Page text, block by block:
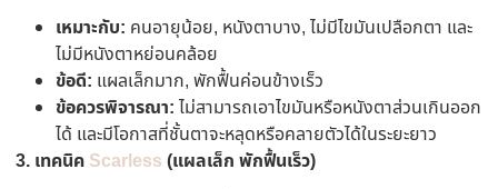
เหมาะกับ: คนอายุน้อย, หนังตาบาง, ไม่มีไขมันเปลือกตา และ
ไม่มีหนังตาหย่อนคล้อย
ข้อดี: แผลเล็กมาก, พักฟื้นค่อนข้างเร็ว
ข้อควรพิจารณา: ไม่สามารถเอาไขมันหรือหนังตาส่วนเกินออก
ได้ และมีโอกาสที่ชั้นตาจะหลุดหรือคลายตัวได้ในระยะยาว
3. เทคนิค Scarless (แผลเล็ก พักฟื้นเร็ว)